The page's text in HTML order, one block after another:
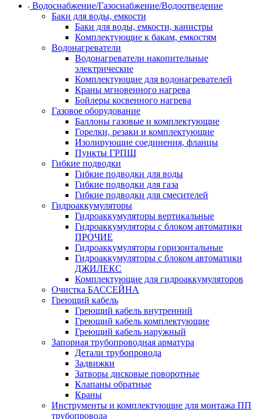
Водоснабжение/Газоснабжение/Водоотведение
Баки для воды, емкости
Баки для воды, емкости, канистры
Комплектующие к бакам, емкостям
Водонагреватели
Водонагреватели накопительные
электрические
Комплектующие для водонагревателей
Краны мгновенного нагрева
Бойлеры косвенного нагрева
Газовое оборудование
Баллоны газовые и комплектующие
Горелки, резаки и комплектующие
Изолирующие соединения, фланцы
Пункты ГРПШ
Гибкие подводки
Гибкие подводки для воды
Гибкие подводки для газа
Гибкие подводки для смесителей
Гидроаккумуляторы
Гидроаккумуляторы вертикальные
Гидроаккумуляторы с блоком автоматики
ПРОЧИЕ
Гидроаккумуляторы горизонтальные
Гидроаккумуляторы с блоком автоматики
ДЖИЛЕКС
Комплектующие для гидроаккумуляторов
Очистка БАССЕЙНА
Греющий кабель
Греющий кабель внутренний
Греющий кабель комплектующие
Греющий кабель наружный
Запорная трубопроводная арматура
Детали трубопровода
Задвижки
Затворы дисковые поворотные
Клапаны обратные
Краны
Инструменты и комплектующие для монтажа ПП
трубопровода